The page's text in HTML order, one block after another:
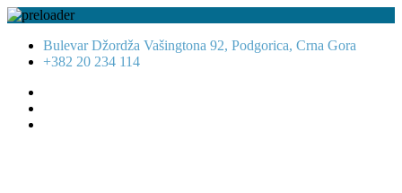
Bulevar Džordža Vašingtona 92, Podgorica, Crna Gora
+382 20 234 114